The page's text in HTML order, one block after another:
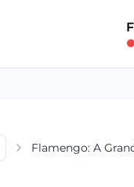
Flamengo: A